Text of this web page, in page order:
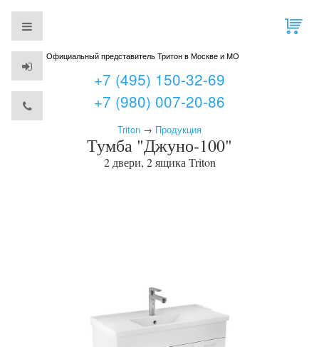
Официальный представитель Тритон в Москве и МО
+7 (495) 150-32-69
+7 (980) 007-20-86
Triton → Продукция
Тумба "Джуно-100"
2 двери, 2 ящика Triton